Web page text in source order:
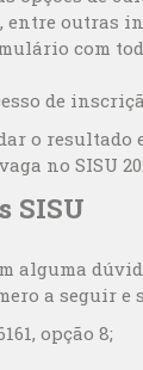
entre outras
com
de
o resultado
no SISU
SISU
alguma
a seguir e
opção 8;